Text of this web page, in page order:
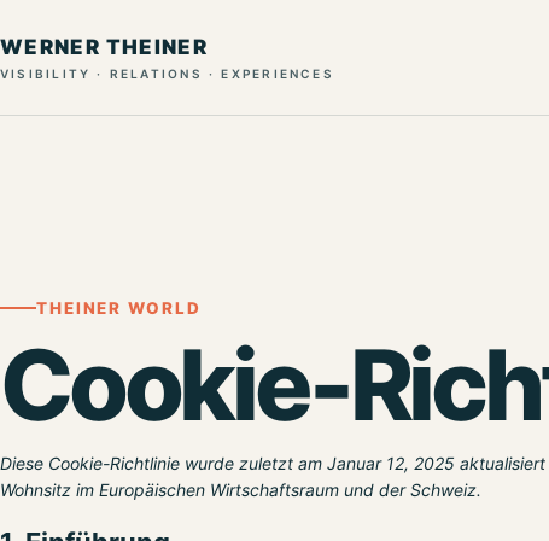
WERNER THEINER
VISIBILITY · RELATIONS · EXPERIENCES
THEINER WORLD
Cookie-
Diese Cookie-Richtlinie wurde zuletzt am Januar 12, 2025
Wohnsitz im Europäischen Wirtschaftsraum und der Schweiz.